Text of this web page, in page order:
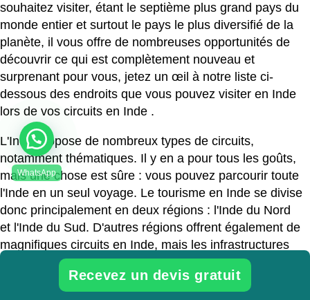
souhaitez visiter, étant le septième plus grand pays du
monde entier et surtout le pays le plus diversifié de la
planète, il vous offre de nombreuses opportunités de
découvrir ce qui est complètement nouveau et
surprenant pour vous, jetez un œil à notre liste ci-
dessous des endroits que vous pouvez visiter en Inde
lors de vos circuits en Inde .
L'Inde propose de nombreux types de circuits,
notamment thématiques. Il y en a pour tous les goûts,
mais une chose est sûre : vous pouvez parcourir toute
l'Inde en un seul voyage. Le tourisme en Inde se divise
donc principalement en deux régions : l'Inde du Nord
et l'Inde du Sud. D'autres régions offrent également de
magnifiques circuits en Inde, mais les infrastructures
restent à développer.
Recevez un devis gratuit